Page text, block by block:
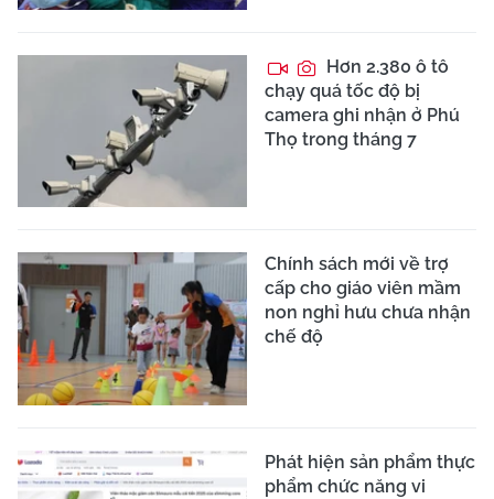
Hơn 2.380 ô tô
chạy quá tốc độ bị
camera ghi nhận ở Phú
Thọ trong tháng 7
Chính sách mới về trợ
cấp cho giáo viên mầm
non nghỉ hưu chưa nhận
chế độ
Phát hiện sản phẩm thực
phẩm chức năng vi